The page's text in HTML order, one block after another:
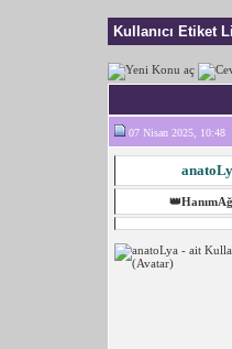
Kullanıcı Etiket
07 Nisan 2025, 10:48